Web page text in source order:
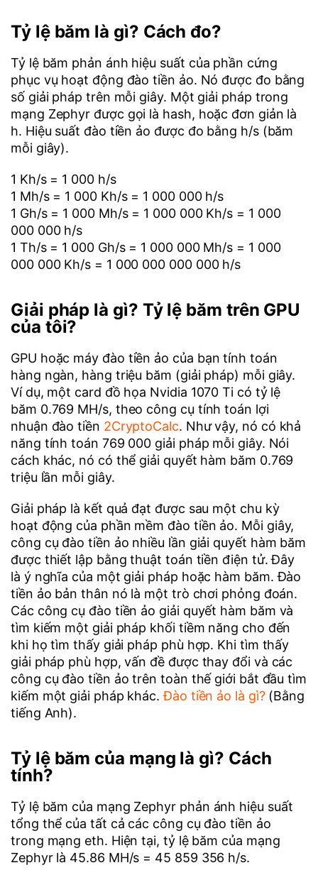
Tỷ lệ băm là gì? Cách đo?
Tỷ lệ băm phản ánh hiệu suất của phần cứng
phục vụ hoạt động đào tiền ảo. Nó được đo bằng
số giải pháp trên mỗi giây. Một giải pháp trong
mạng Zephyr được gọi là hash, hoặc đơn giản là
h. Hiệu suất đào tiền ảo được đo bằng h/s (băm
mỗi giây).
1 Kh/s = 1 000 h/s
1 Mh/s = 1 000 Kh/s = 1 000 000 h/s
1 Gh/s = 1 000 Mh/s = 1 000 000 Kh/s = 1 000
000 000 h/s
1 Th/s = 1 000 Gh/s = 1 000 000 Mh/s = 1 000
000 000 Kh/s = 1 000 000 000 000 h/s
Giải pháp là gì? Tỷ lệ băm trên GPU
của tôi?
GPU hoặc máy đào tiền ảo của bạn tính toán
hàng ngàn, hàng triệu băm (giải pháp) mỗi giây.
Ví dụ, một card đồ họa Nvidia 1070 Ti có tỷ lệ
băm 0.769 MH/s, theo công cụ tính toán lợi
nhuận đào tiền 2CryptoCalc. Như vậy, nó có khả
năng tính toán 769 000 giải pháp mỗi giây. Nói
cách khác, nó có thể giải quyết hàm băm 0.769
triệu lần mỗi giây.
Giải pháp là kết quả đạt được sau một chu kỳ
hoạt động của phần mềm đào tiền ảo. Mỗi giây,
công cụ đào tiền ảo nhiều lần giải quyết hàm băm
được thiết lập bằng thuật toán tiền điện tử. Đây
là ý nghĩa của một giải pháp hoặc hàm băm. Đào
tiền ảo bản thân nó là một trò chơi phỏng đoán.
Các công cụ đào tiền ảo giải quyết hàm băm và
tìm kiếm một giải pháp khối tiềm năng cho đến
khi họ tìm thấy giải pháp phù hợp. Khi tìm thấy
giải pháp phù hợp, vấn đề được thay đổi và các
công cụ đào tiền ảo trên toàn thế giới bắt đầu tìm
kiếm một giải pháp khác.Đào tiền ảo là gì?(Bằng
tiếng Anh).
Tỷ lệ băm của mạng là gì? Cách
tính?
Tỷ lệ băm của mạng Zephyr phản ánh hiệu suất
tổng thể của tất cả các công cụ đào tiền ảo
trong mạng eth. Hiện tại, tỷ lệ băm của mạng
Zephyr là 45.86 MH/s = 45 859 356 h/s.